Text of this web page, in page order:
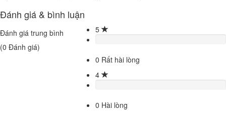
Đánh giá & bình luận
Đánh giá trung bình
(0 Đánh giá)
5
0 Rất hài lòng
4
0 Hài lòng